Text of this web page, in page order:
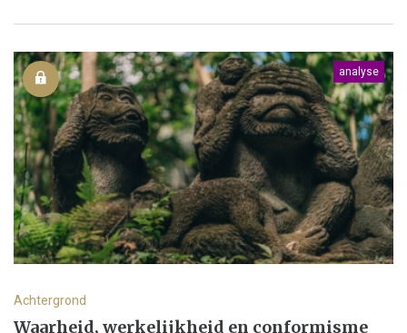
analyse
Achtergrond
Waarheid, werkelijkheid en conformisme